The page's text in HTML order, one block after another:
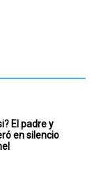
El padre y
en silencio